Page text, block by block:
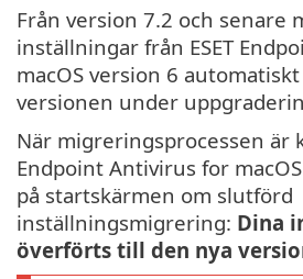
Från version 7.2 och senare
inställningar från ESET
macOS version 6
versionen under
När migreringsprocessen är
Endpoint Antivirus for
på startskärmen om slutförd
inställningsmigrering: Dina
överförts till den nya